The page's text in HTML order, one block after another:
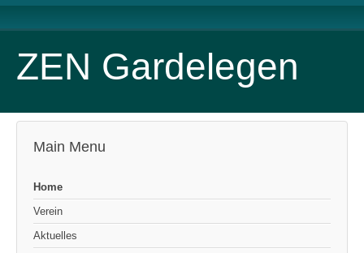
ZEN Gardelegen
Main Menu
Home
Verein
Aktuelles